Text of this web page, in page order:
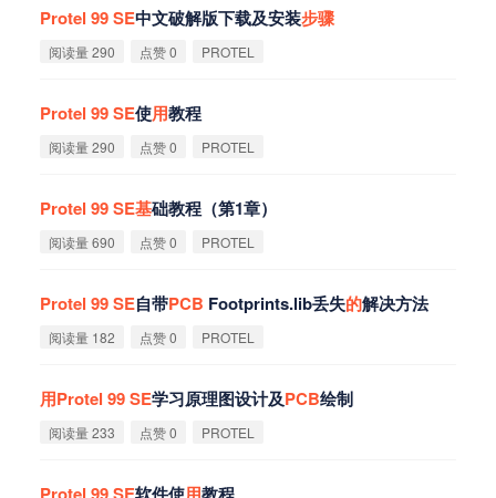
Protel 99SE中文破解版下载及安装步骤
阅读量 290 点赞 0 PROTEL
Protel 99SE使用教程
阅读量 290 点赞 0 PROTEL
Protel 99SE基础教程（第1章）
阅读量 690 点赞 0 PROTEL
Protel 99SE自带PCB Footprints.lib丢失的解决方法
阅读量 182 点赞 0 PROTEL
用Protel 99SE学习原理图设计及PCB绘制
阅读量 233 点赞 0 PROTEL